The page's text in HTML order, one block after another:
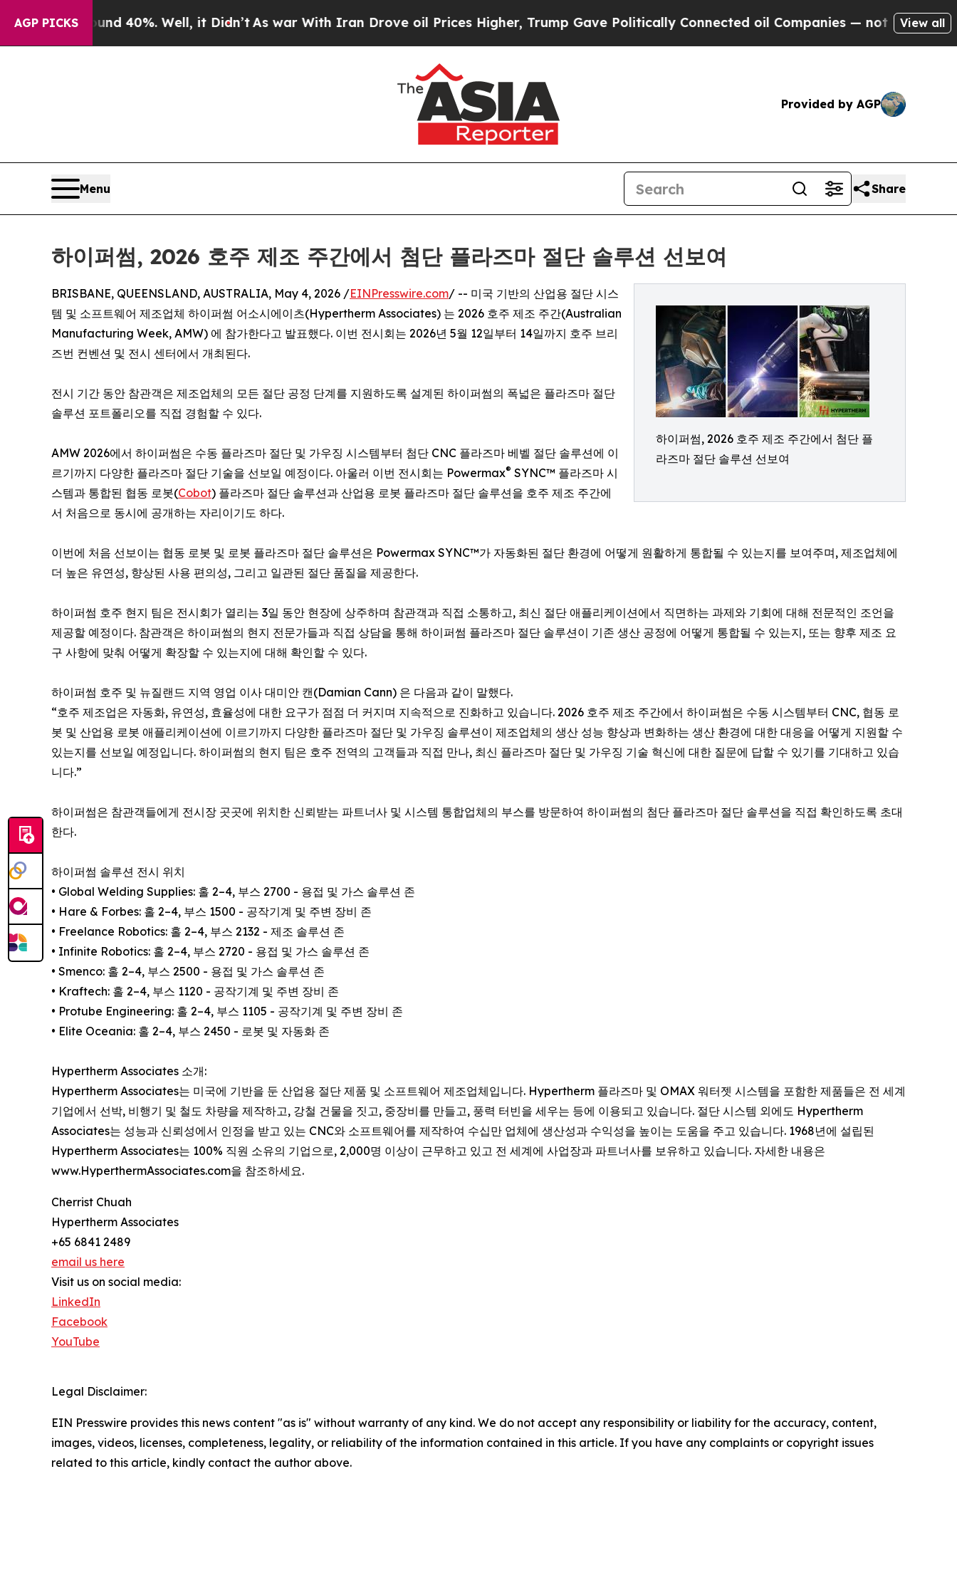
AGP PICKS
Around 40%. Well, it Didn’t As war With Iran Drove oil Prices Higher, Trump Gave Politically Connected oil Companies — not Taxpayers — the
View all
Provided by AGP
Menu Share
하이퍼썸, 2026 호주 제조 주간에서 첨단 플라즈마 절단 솔루션 선보여
하이퍼썸, 2026 호주 제조 주간에서 첨단 플
라즈마 절단 솔루션 선보여
BRISBANE, QUEENSLAND, AUSTRALIA, May 4, 2026 /EINPresswire.com/ -- 미국 기반의 산업용 절단 시스
템 및 소프트웨어 제조업체 하이퍼썸 어소시에이츠(Hypertherm Associates) 는 2026 호주 제조 주간(Australian
Manufacturing Week, AMW) 에 참가한다고 발표했다. 이번 전시회는 2026년 5월 12일부터 14일까지 호주 브리
즈번 컨벤션 및 전시 센터에서 개최된다.
전시 기간 동안 참관객은 제조업체의 모든 절단 공정 단계를 지원하도록 설계된 하이퍼썸의 폭넓은 플라즈마 절단
솔루션 포트폴리오를 직접 경험할 수 있다.
AMW 2026에서 하이퍼썸은 수동 플라즈마 절단 및 가우징 시스템부터 첨단 CNC 플라즈마 베벨 절단 솔루션에 이
르기까지 다양한 플라즈마 절단 기술을 선보일 예정이다. 아울러 이번 전시회는 Powermax® SYNC™ 플라즈마 시
스템과 통합된 협동 로봇(Cobot) 플라즈마 절단 솔루션과 산업용 로봇 플라즈마 절단 솔루션을 호주 제조 주간에
서 처음으로 동시에 공개하는 자리이기도 하다.
이번에 처음 선보이는 협동 로봇 및 로봇 플라즈마 절단 솔루션은 Powermax SYNC™가 자동화된 절단 환경에 어떻게 원활하게 통합될 수 있는지를 보여주며, 제조업체에
더 높은 유연성, 향상된 사용 편의성, 그리고 일관된 절단 품질을 제공한다.
하이퍼썸 호주 현지 팀은 전시회가 열리는 3일 동안 현장에 상주하며 참관객과 직접 소통하고, 최신 절단 애플리케이션에서 직면하는 과제와 기회에 대해 전문적인 조언을
제공할 예정이다. 참관객은 하이퍼썸의 현지 전문가들과 직접 상담을 통해 하이퍼썸 플라즈마 절단 솔루션이 기존 생산 공정에 어떻게 통합될 수 있는지, 또는 향후 제조 요
구 사항에 맞춰 어떻게 확장할 수 있는지에 대해 확인할 수 있다.
하이퍼썸 호주 및 뉴질랜드 지역 영업 이사 대미안 캔(Damian Cann) 은 다음과 같이 말했다.
“호주 제조업은 자동화, 유연성, 효율성에 대한 요구가 점점 더 커지며 지속적으로 진화하고 있습니다. 2026 호주 제조 주간에서 하이퍼썸은 수동 시스템부터 CNC, 협동 로
봇 및 산업용 로봇 애플리케이션에 이르기까지 다양한 플라즈마 절단 및 가우징 솔루션이 제조업체의 생산 성능 향상과 변화하는 생산 환경에 대한 대응을 어떻게 지원할 수
있는지를 선보일 예정입니다. 하이퍼썸의 현지 팀은 호주 전역의 고객들과 직접 만나, 최신 플라즈마 절단 및 가우징 기술 혁신에 대한 질문에 답할 수 있기를 기대하고 있습
니다.”
하이퍼썸은 참관객들에게 전시장 곳곳에 위치한 신뢰받는 파트너사 및 시스템 통합업체의 부스를 방문하여 하이퍼썸의 첨단 플라즈마 절단 솔루션을 직접 확인하도록 초대
한다.
하이퍼썸 솔루션 전시 위치
• Global Welding Supplies: 홀 2–4, 부스 2700 - 용접 및 가스 솔루션 존
• Hare & Forbes: 홀 2–4, 부스 1500 - 공작기계 및 주변 장비 존
• Freelance Robotics: 홀 2–4, 부스 2132 - 제조 솔루션 존
• Infinite Robotics: 홀 2–4, 부스 2720 - 용접 및 가스 솔루션 존
• Smenco: 홀 2–4, 부스 2500 - 용접 및 가스 솔루션 존
• Kraftech: 홀 2–4, 부스 1120 - 공작기계 및 주변 장비 존
• Protube Engineering: 홀 2–4, 부스 1105 - 공작기계 및 주변 장비 존
• Elite Oceania: 홀 2–4, 부스 2450 - 로봇 및 자동화 존
Hypertherm Associates 소개:
Hypertherm Associates는 미국에 기반을 둔 산업용 절단 제품 및 소프트웨어 제조업체입니다. Hypertherm 플라즈마 및 OMAX 워터젯 시스템을 포함한 제품들은 전 세계
기업에서 선박, 비행기 및 철도 차량을 제작하고, 강철 건물을 짓고, 중장비를 만들고, 풍력 터빈을 세우는 등에 이용되고 있습니다. 절단 시스템 외에도 Hypertherm
Associates는 성능과 신뢰성에서 인정을 받고 있는 CNC와 소프트웨어를 제작하여 수십만 업체에 생산성과 수익성을 높이는 도움을 주고 있습니다. 1968년에 설립된
Hypertherm Associates는 100% 직원 소유의 기업으로, 2,000명 이상이 근무하고 있고 전 세계에 사업장과 파트너사를 보유하고 있습니다. 자세한 내용은
www.HyperthermAssociates.com을 참조하세요.
Cherrist Chuah
Hypertherm Associates
+65 6841 2489
email us here
Visit us on social media:
LinkedIn
Facebook
YouTube
Legal Disclaimer:
EIN Presswire provides this news content "as is" without warranty of any kind. We do not accept any responsibility or liability for the accuracy, content,
images, videos, licenses, completeness, legality, or reliability of the information contained in this article. If you have any complaints or copyright issues
related to this article, kindly contact the author above.